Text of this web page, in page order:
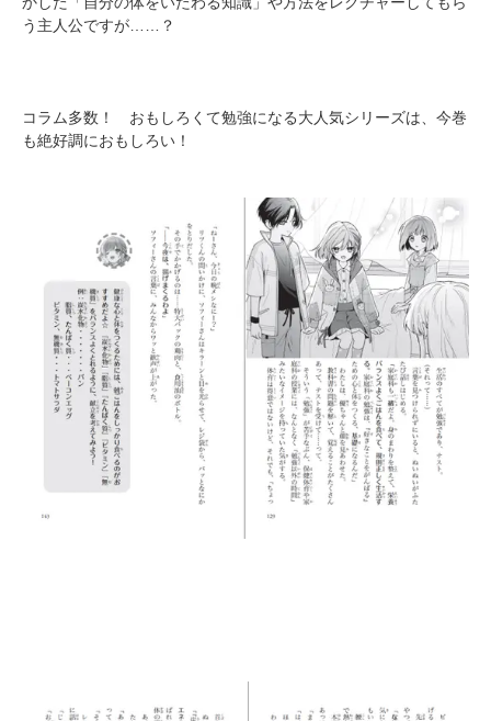
う主人公ですが……？
コラム多数！ おもしろくて勉強になる大人気シリーズは、今巻
も絶好調におもしろい！